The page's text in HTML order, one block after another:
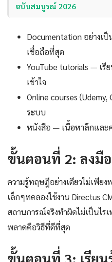
ฉบับสมบูรณ์ 2026
Documentation อย่างเ
เชื่อถือที่สุด
YouTube tutorials — เรี
เข้าใจ
Online courses
ระบบ
หนังสือ — เนื้อหาลึกและ
ขั้นตอนที่ 2: ลงมื
ความรู้ทฤษฎีอย่างเดียวไม่เพียง
เล็กๆทดลองใช้งาน Directus
สถานการณ์จริงทำผิดไม่เป็นไร
พลาดคือวิธีที่ดีที่สุด
ขั้นตอนที่ 3: เรีย